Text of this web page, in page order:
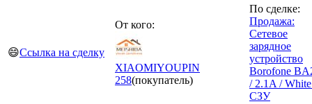
😄Ссылка на сделку
От кого:
XIAOMIYOUPIN
258(покупатель)
По сделке:
Продажа:
Сетевое
зарядное
устройство
Borofone
/ 2.1A /
СЗУ